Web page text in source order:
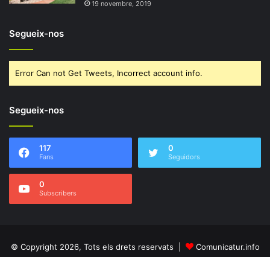
19 novembre, 2019
Segueix-nos
Error Can not Get Tweets, Incorrect account info.
Segueix-nos
117
Fans
0
Seguidors
0
Subscribers
© Copyright 2026, Tots els drets reservats | Comunicatur.info